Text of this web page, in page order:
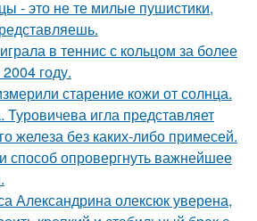
- это не те милые пушистики,
в теннис с кольцом за более
году.
старение кожи от солнца.
Туровичева игла представляет
железа без каких-либо примесей.
способ опровергнуть важнейшее
Александрина олексюк уверена,